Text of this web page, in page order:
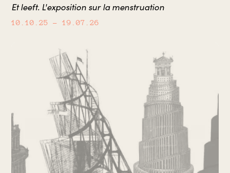
Et leeft. L'exposition sur la menstruation
10.10.25 – 19.07.26